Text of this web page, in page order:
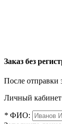
Заказ без
После отправки
Личный кабинет
* ФИО: